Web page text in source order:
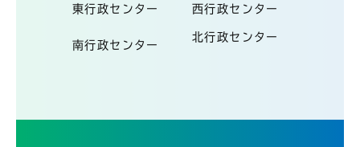
東行政センター 西行政センター
南行政センター
北行政センター